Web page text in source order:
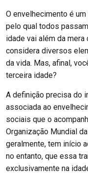
O envelhecimento é
pelo qual todos
idade vai além da
considera diversos
da vida. Mas, afinal,
terceira idade?
A definição precisa do
associada ao
sociais que o
Organização Mundial
geralmente, tem início
no entanto, que essa
exclusivamente na